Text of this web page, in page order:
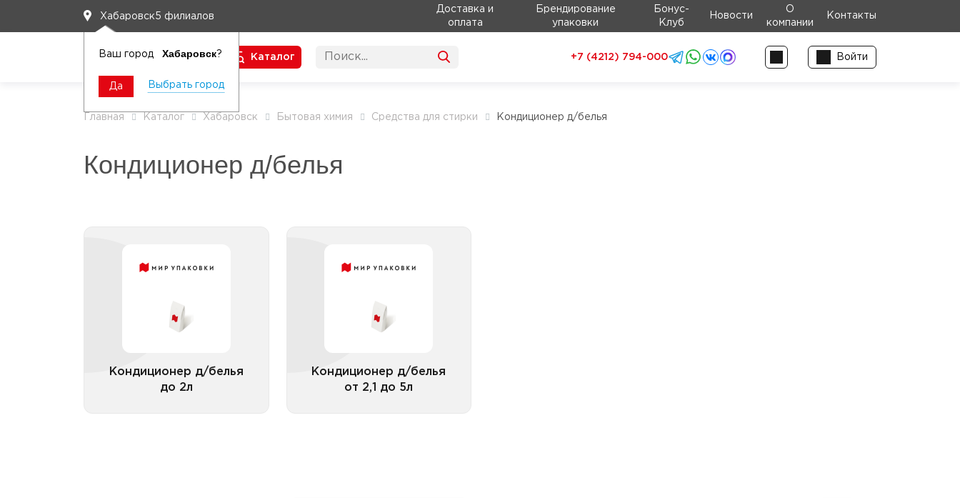
Хабаровск5 филиалов
Ваш город Хабаровск?
Да Выбрать город
Доставка и
оплата
Брендирование
упаковки
Бонус-
Клуб
Новости
О
компании
Контакты
Каталог +7 (4212) 794-000 Войти
Главная Каталог Хабаровск Бытовая химия Средства для стирки Кондиционер д/белья
Кондиционер д/белья
Кондиционер д/белья
до 2лВсе категории
Кондиционер д/белья
от 2,1 до 5л
от 2,1 до 5л
Все категории